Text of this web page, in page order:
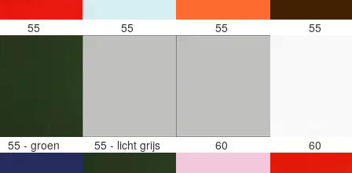
55 55 55 55
55 - groen 55 - licht grijs 60 60